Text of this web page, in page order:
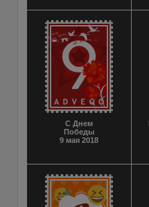
С Днем
Победы
9 мая 2018